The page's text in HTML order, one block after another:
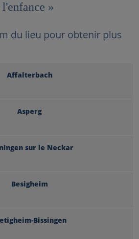
»
du lieu pour obtenir plus
Affalterbach
Asperg
sur le Neckar
Besigheim
Bissingen